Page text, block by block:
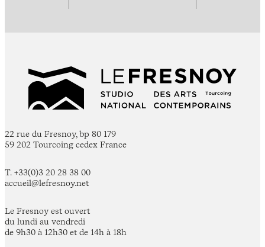
22 rue du Fresnoy, bp 80 179
59 202 Tourcoing cedex France
T. +33(0)3 20 28 38 00
accueil@lefresnoy.net
Le Fresnoy est ouvert
du lundi au vendredi
de 9h30 à 12h30 et de 14h à 18h